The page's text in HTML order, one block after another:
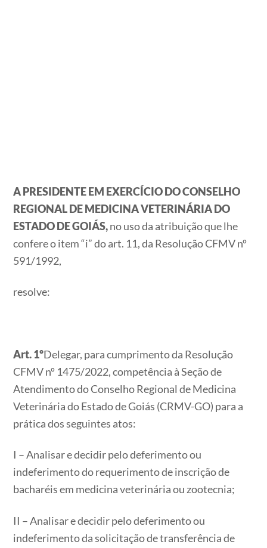
A PRESIDENTE EM EXERCÍCIO DO CONSELHO
REGIONAL DE MEDICINA VETERINÁRIA DO
ESTADO DE GOIÁS,no uso da atribuição que lhe
confere o item “i” do art. 11, da Resolução CFMV nº
591/1992,
resolve:
Art. 1ºDelegar, para cumprimento da Resolução
CFMV nº 1475/2022, competência à Seção de
Atendimento do Conselho Regional de Medicina
Veterinária do Estado de Goiás (CRMV-GO) para a
prática dos seguintes atos:
I – Analisar e decidir pelo deferimento ou
indeferimento do requerimento de inscrição de
bacharéis em medicina veterinária ou zootecnia;
II – Analisar e decidir pelo deferimento ou
indeferimento da solicitação de transferência de